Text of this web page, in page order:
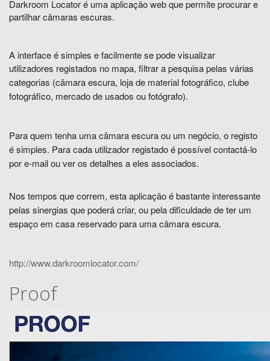
Darkroom Locator é uma aplicação web que permite procurar e
partilhar câmaras escuras.
A interface é simples e facilmente se pode visualizar
utilizadores registados no mapa, filtrar a pesquisapelas várias
categorias (câmara escura, loja de material fotográfico, clube
fotográfico, mercado de usados ou fotógrafo).
Para quem tenha uma câmara escura ou um negócio, o registo
é simples. Para cada utilizador registado é possível contactá-lo
por e-mail ou ver os detalhes a eles associados.
Nos tempos que correm, esta aplicação é bastante interessante
pelas sinergias que poderá criar, ou pela dificuldade de ter um
espaço em casa reservado para uma câmara escura.
http://www.darkroomlocator.com/
Proof